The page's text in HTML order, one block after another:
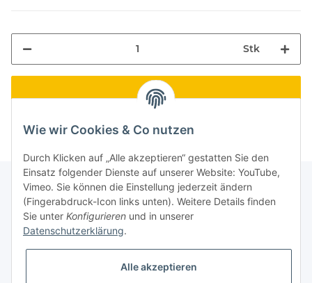
Stk
Informationen
Gesetzliche Informationen
Wie wir Cookies & Co nutzen
Durch Klicken auf „Alle akzeptieren“ gestatten Sie den
Einsatz folgender Dienste auf unserer Website: YouTube,
Vimeo. Sie können die Einstellung jederzeit ändern
(Fingerabdruck-Icon links unten). Weitere Details finden
Sie unter Konfigurieren und in unserer
Datenschutzerklärung.
Alle akzeptieren